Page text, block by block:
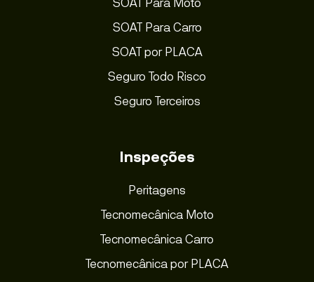
SOAT Para Carro
SOAT por PLACA
Seguro Todo Risco
Seguro Terceiros
Inspeções
Peritagens
Tecnomecânica Moto
Tecnomecânica Carro
Tecnomecânica por PLACA